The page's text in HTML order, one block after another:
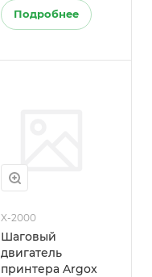
Подробнее
X-2000
Шаговый
двигатель
принтера Argox